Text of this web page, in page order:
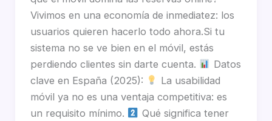
Vivimos en una economía de inmediatez: los
usuarios quieren hacerlo todo ahora.Si tu
sistema no se ve bien en el móvil, estás
perdiendo clientes sin darte cuenta.
Datos
clave en España (2025):
La usabilidad
móvil ya no es una ventaja competitiva: es
un requisito mínimo.
Qué significa tener